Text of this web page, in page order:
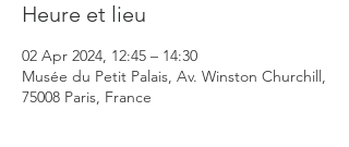
Heure et lieu
02 Apr 2024, 12:45 – 14:30
Musée du Petit Palais, Av. Winston Churchill,
75008 Paris, France